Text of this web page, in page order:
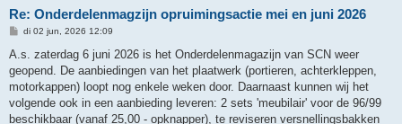
Re: Onderdelenmagzijn opruimingsactie mei en juni 2026
B
r
c
h
di 02 jun, 2026 12:09
A.s. zaterdag 6 juni 2026 is het Onderdelenmagazijn van SCN weer
geopend. De aanbiedingen van het plaatwerk (portieren, achterkleppen,
motorkappen) loopt nog enkele weken door. Daarnaast kunnen wij het
volgende ook in een aanbieding leveren: 2 sets 'meubilair' voor de 96/99
beschikbaar (vanaf 25,00 - opknapper), te reviseren versnellingsbakken